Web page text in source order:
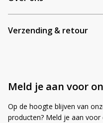
Verzending & retour
Meld je aan voor
Op de hoogte blijven van
producten? Meld je aan voor